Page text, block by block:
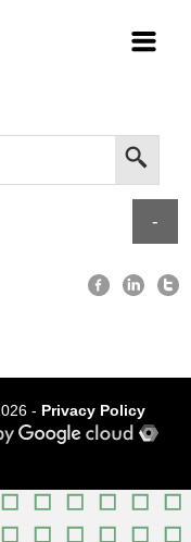
-
- Privacy Policy